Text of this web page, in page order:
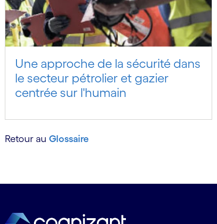
Une approche de la sécurité dans
le secteur pétrolier et gazier
centrée sur l'humain
Retour au Glossaire